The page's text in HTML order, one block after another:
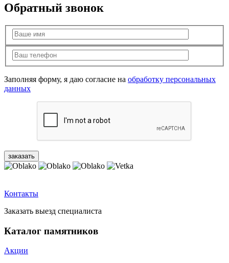
Обратный звонок
Заполняя форму, я даю согласие на обработку персональных
данных
Контакты
Заказать выезд специалиста
Каталог памятников
Акции